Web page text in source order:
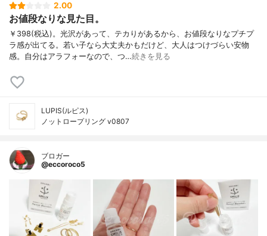
2.00
お値段なりな見た目。
￥398(税込)。光沢があって、テカりがあるから、お値段なりなプチプ
ラ感が出てる。若い子なら大丈夫かもだけど、大人はつけづらい安物
感。自分はアラフォーなので、つ…続きを見る
LUPIS(ルピス)
ノットロープリング v0807
ブロガー
@eccoroco5